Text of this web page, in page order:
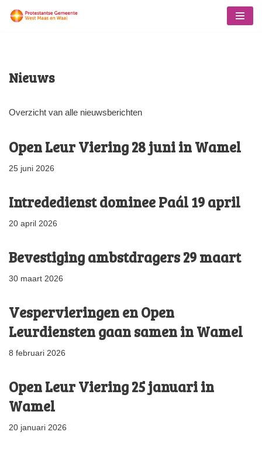
inhoud
Nieuws
Overzicht van alle nieuwsberichten
Open Leur Viering 28 juni in Wamel
25 juni 2026
Intrededienst dominee Paál 19 april
20 april 2026
Bevestiging ambstdragers 29 maart
30 maart 2026
Vespervieringen en Open
Leurdiensten gaan samen in Wamel
8 februari 2026
Open Leur Viering 25 januari in
Wamel
20 januari 2026